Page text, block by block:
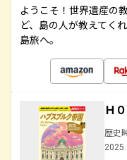
ようこそ！世界遺産の
ど、島の人が教えてく
島旅へ。
Ｈ
歴史